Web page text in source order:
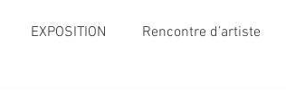
EXPOSITION Rencontre d’artiste